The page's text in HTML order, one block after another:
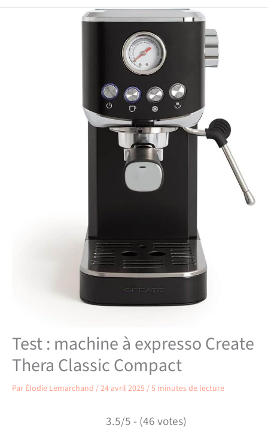
Test : machine à expresso Create
Thera Classic Compact
Par Élodie Lemarchand /24 avril 2025/5 minutes de lecture
3.5/5 - (46 votes)